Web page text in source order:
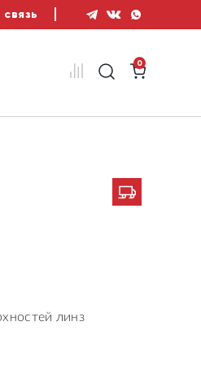
0
линз